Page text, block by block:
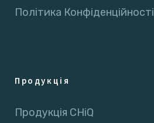
Політика Конфіденційності
Продукція
Продукція CHiQ